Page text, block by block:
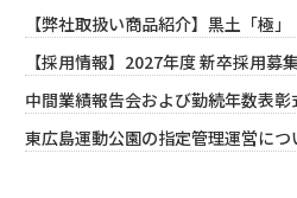
【弊社取扱い商品紹介】黒土「極」
【採用情報】2027年度 新卒採用募
中間業績報告会および勤続年数表
東広島運動公園の指定管理運営につ